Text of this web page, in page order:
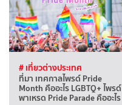
# เที่ยวต่างประเทศ
ที่มา เทศกาลไพรด์ Pride
Month คืออะไร LGBTQ+ ไพรด์
พาเหรด Pride Parade คืออะไร